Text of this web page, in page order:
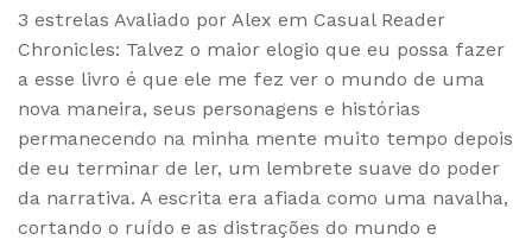
3 estrelas Avaliado por Alex em Casual Reader
Chronicles: Talvez o maior elogio que eu possa fazer
a esse livro é que ele me fez ver o mundo de uma
nova maneira, seus personagens e histórias
permanecendo na minha mente muito tempo depois
de eu terminar de ler, um lembrete suave do poder
da narrativa. A escrita era afiada como uma navalha,
cortando o ruído e as distrações do mundo e